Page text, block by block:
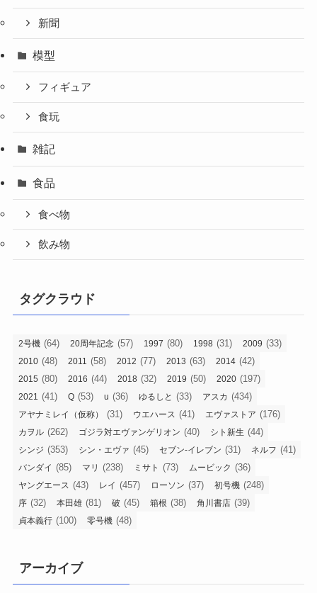
新聞
模型
フィギュア
食玩
雑記
食品
食べ物
飲み物
タグクラウド
2号機 (64) 20周年記念 (57) 1997 (80) 1998 (31) 2009 (33)
2010 (48) 2011 (58) 2012 (77) 2013 (63) 2014 (42)
2015 (80) 2016 (44) 2018 (32) 2019 (50) 2020 (197)
2021 (41) Q (53) u (36) ゆるしと (33) アスカ (434)
アヤナミレイ（仮称） (31) ウエハース (41) エヴァストア (176)
カヲル (262) ゴジラ対エヴァンゲリオン (40) シト新生 (44)
シンジ (353) シン・エヴァ (45) セブン-イレブン (31) ネルフ (41)
バンダイ (85) マリ (238) ミサト (73) ムービック (36)
ヤングエース (43) レイ (457) ローソン (37) 初号機 (248)
序 (32) 本田雄 (81) 破 (45) 箱根 (38) 角川書店 (39)
貞本義行 (100) 零号機 (48)
アーカイブ